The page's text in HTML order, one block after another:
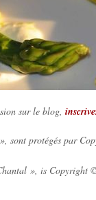
sur le blog,
sont protégés par
», is Copyright